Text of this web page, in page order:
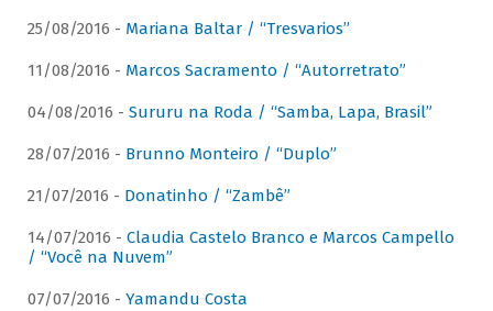
25/08/2016 - Mariana Baltar / “Tresvarios”
11/08/2016 - Marcos Sacramento / “Autorretrato”
04/08/2016 - Sururu na Roda / “Samba, Lapa, Brasil”
28/07/2016 - Brunno Monteiro / “Duplo”
21/07/2016 - Donatinho / “Zambê”
14/07/2016 - Claudia Castelo Branco e Marcos Campello
/ “Você na Nuvem”
07/07/2016 - Yamandu Costa